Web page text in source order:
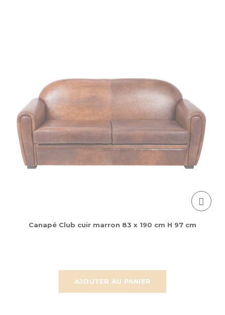
AJOUTER AU PANIER
Canapé Club cuir marron 83 x 190 cm H 97 cm